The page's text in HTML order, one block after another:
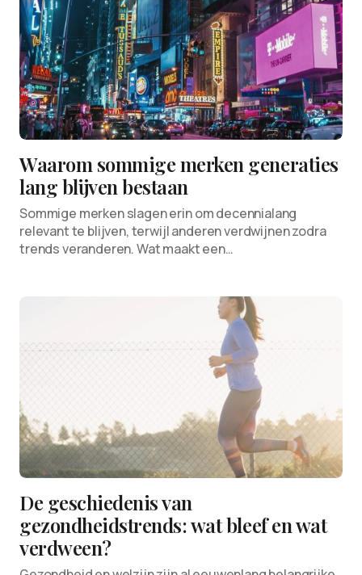
Waarom sommige merken generaties
lang blijven bestaan
Sommige merken slagen erin om decennialang
relevant te blijven, terwijl anderen verdwijnen zodra
trends veranderen. Wat maakt een…
De geschiedenis van
gezondheidstrends: wat bleef en wat
verdween?